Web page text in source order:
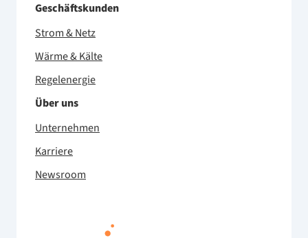
Geschäftskunden
Strom & Netz
Wärme & Kälte
Regelenergie
Über uns
Unternehmen
Karriere
Newsroom